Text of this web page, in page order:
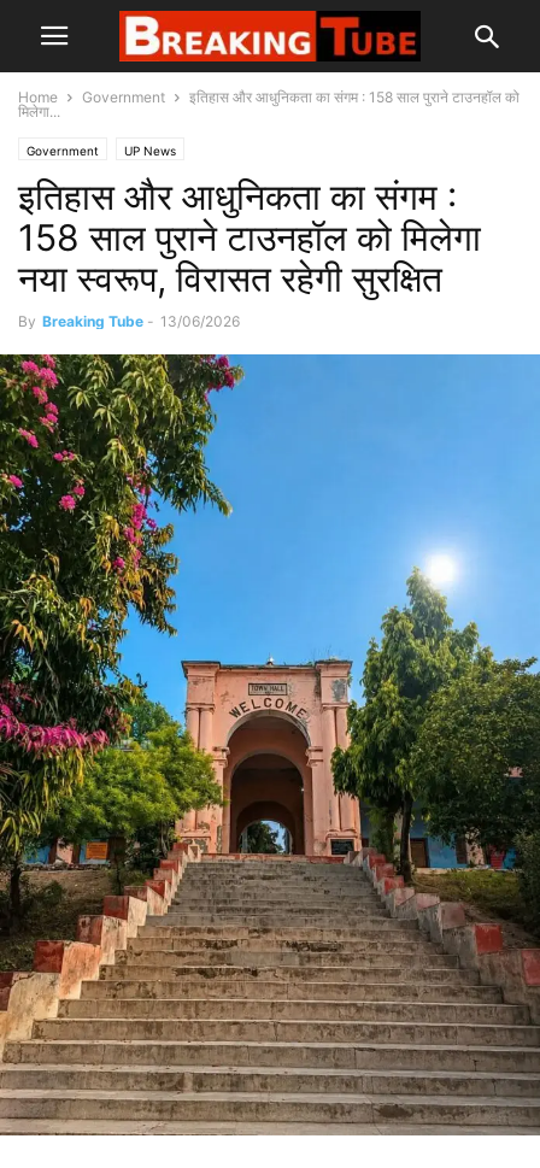
Home Government
इतिहास और आधुनिकता का संगम : 158 साल पुराने टाउनहॉल को
मिलेगा...
Government UP News
इतिहास और आधुनिकता का संगम :
158 साल पुराने टाउनहॉल को मिलेगा
नया स्वरूप, विरासत रहेगी सुरक्षित
By Breaking Tube - 13/06/2026